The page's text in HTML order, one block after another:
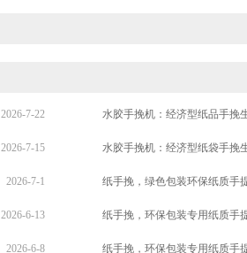
2026-7-22 水胶手挽机：经济型纸品手挽
2026-7-15 水胶手挽机：经济型纸袋手挽
2026-7-1 纸手挽，绿色包装环保纸质手
2026-6-13 纸手挽，环保包装专用纸质手
2026-6-8 纸手挽，环保包装专用纸质手